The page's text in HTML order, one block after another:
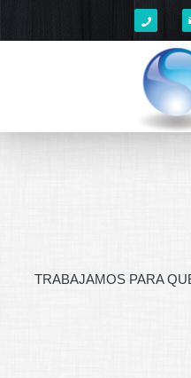
FAQ's
TRABAJAMOS PARA